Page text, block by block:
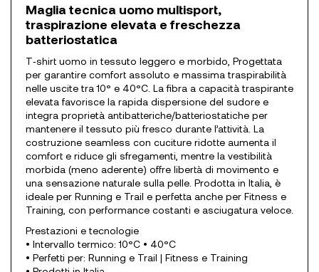
Maglia tecnica uomo multisport,
traspirazione elevata e freschezza
batteriostatica
T‑shirt uomo in tessuto leggero e morbido, Progettata
per garantire comfort assoluto e massima traspirabilità
nelle uscite tra 10° e 40°C. La fibra a capacità traspirante
elevata favorisce la rapida dispersione del sudore e
integra proprietà antibatteriche/batteriostatiche per
mantenere il tessuto più fresco durante l’attività. La
costruzione seamless con cuciture ridotte aumenta il
comfort e riduce gli sfregamenti, mentre la vestibilità
morbida (meno aderente) offre libertà di movimento e
una sensazione naturale sulla pelle. Prodotta in Italia, è
ideale per Running e Trail e perfetta anche per Fitness e
Training, con performance costanti e asciugatura veloce.
Prestazioni e tecnologie
• Intervallo termico: 10°C • 40°C
• Perfetti per: Running e Trail | Fitness e Training